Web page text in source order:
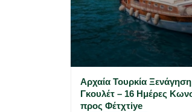
Αρχαία Τουρκία
Γκουλέτ – 16 Ημέρες
προς Φέτχτiye